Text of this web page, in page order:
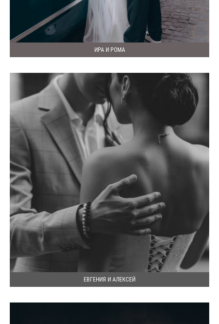
ИРА И РОМА
ЕВГЕНИЯ И АЛЕКСЕЙ